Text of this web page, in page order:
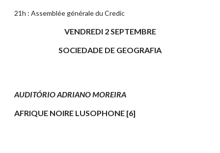
21h : Assemblée générale du Credic
VENDREDI 2 SEPTEMBRE
SOCIEDADE DE GEOGRAFIA
AUDITÓRIO ADRIANO MOREIRA
AFRIQUE NOIRE LUSOPHONE [6]